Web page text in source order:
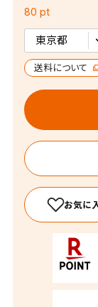
80 pt
送料について